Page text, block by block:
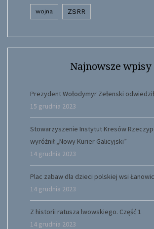
wojna ZSRR
Najnowsze wpisy
Prezydent Wołodymyr Zełenski
15 grudnia 2023
Stowarzyszenie Instytut Kresów
wyróżnił „Nowy Kurier Galicyjski”
14 grudnia 2023
Plac zabaw dla dzieci polskiej wsi
14 grudnia 2023
Z historii ratusza lwowskiego. Część 1
14 grudnia 2023